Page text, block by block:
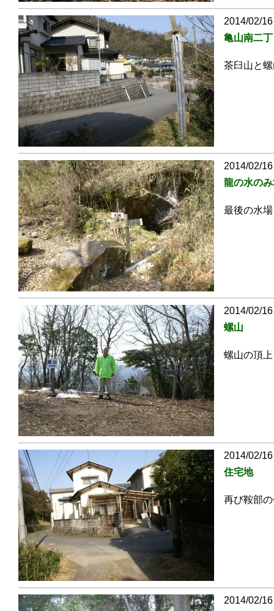
2014/02/
亀山南二
茶臼山と
2014/02/
龍の水の
最後の水場
2014/02/
螺山
螺山の頂上
2014/02/
住宅地
再び鞍部
2014/02/